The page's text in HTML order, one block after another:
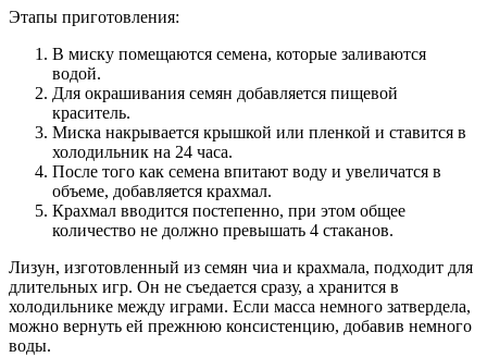
Этапы приготовления:
В миску помещаются семена, которые заливаются
водой.
Для окрашивания семян добавляется пищевой
краситель.
Миска накрывается крышкой или пленкой и ставится в
холодильник на 24 часа.
После того как семена впитают воду и увеличатся в
объеме, добавляется крахмал.
Крахмал вводится постепенно, при этом общее
количество не должно превышать 4 стаканов.
Лизун, изготовленный из семян чиа и крахмала, подходит для
длительных игр. Он не съедается сразу, а хранится в
холодильнике между играми. Если масса немного затвердела,
можно вернуть ей прежнюю консистенцию, добавив немного
воды.